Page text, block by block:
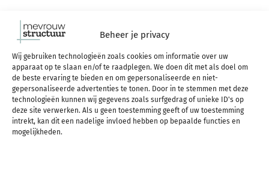
Beheer je privacy
Wij gebruiken technologieën zoals cookies om informatie over uw
apparaat op te slaan en/of te raadplegen. We doen dit met als doel om
de beste ervaring te bieden en om gepersonaliseerde en niet-
gepersonaliseerde advertenties te tonen. Door in te stemmen met deze
technologieën kunnen wij gegevens zoals surfgedrag of unieke ID's op
deze site verwerken. Als u geen toestemming geeft of uw toestemming
intrekt, kan dit een nadelige invloed hebben op bepaalde functies en
mogelijkheden.
En natuurlijk werkt dat vervolgens vrij simpel: je
typt in wat je wilt doen, drukt op enter en klaar is
kees.
Maar je kúnt het ook uitgebreider aanpakken. Dat
is eigenlijk waar de magie van Todoist gebeurt.